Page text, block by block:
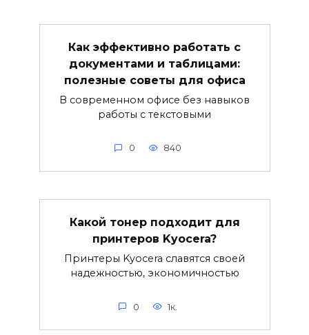
Как эффективно работать с
документами и таблицами:
полезные советы для офиса
В современном офисе без навыков
работы с текстовыми
0 840
Какой тонер подходит для
принтеров Kyocera?
Принтеры Kyocera славятся своей
надежностью, экономичностью
0 1к.